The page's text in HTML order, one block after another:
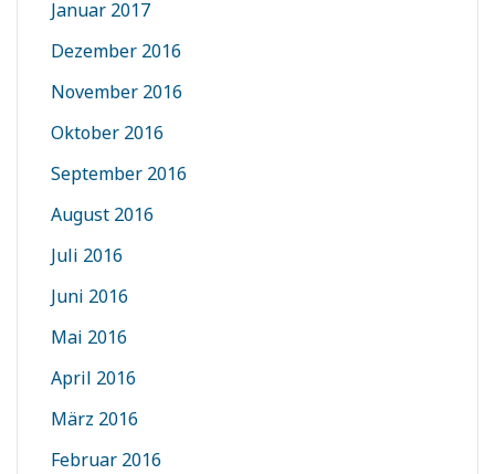
Januar 2017
Dezember 2016
November 2016
Oktober 2016
September 2016
August 2016
Juli 2016
Juni 2016
Mai 2016
April 2016
März 2016
Februar 2016